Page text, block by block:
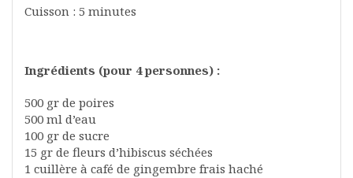
Cuisson : 5 minutes
Ingrédients (pour 4 personnes) :
500 gr de poires
500 ml d’eau
100 gr de sucre
15 gr de fleurs d’hibiscus séchées
1 cuillère à café de gingembre frais haché